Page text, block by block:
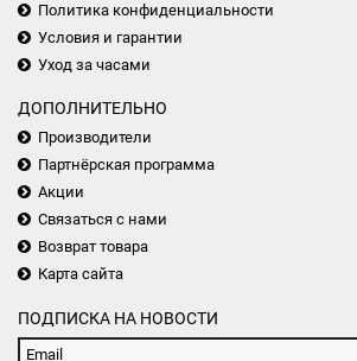
Политика конфиденциальности
Условия и гарантии
Уход за часами
ДОПОЛНИТЕЛЬНО
Производители
Партнёрская программа
Акции
Связаться с нами
Возврат товара
Карта сайта
ПОДПИСКА НА НОВОСТИ